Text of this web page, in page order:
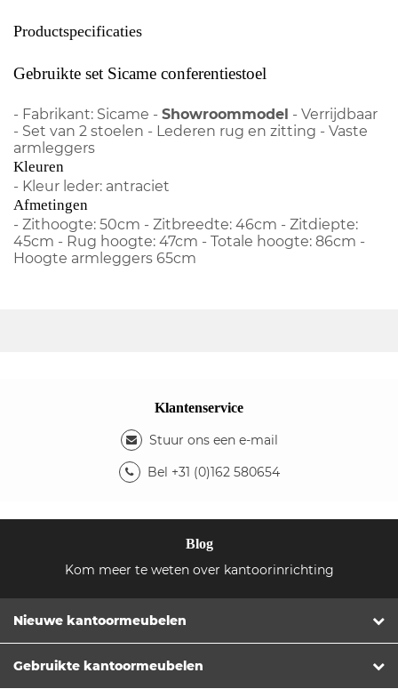
Productspecificaties
Gebruikte set Sicame conferentiestoel
- Fabrikant: Sicame - Showroommodel - Verrijdbaar
- Set van 2 stoelen - Lederen rug en zitting - Vaste
armleggers
Kleuren
- Kleur leder: antraciet
Afmetingen
- Zithoogte: 50cm - Zitbreedte: 46cm - Zitdiepte:
45cm - Rug hoogte: 47cm - Totale hoogte: 86cm -
Hoogte armleggers 65cm
Klantenservice
Stuur ons een e-mail
Bel +31 (0)162 580654
Blog
Kom meer te weten over kantoorinrichting
Nieuwe kantoormeubelen
Gebruikte kantoormeubelen